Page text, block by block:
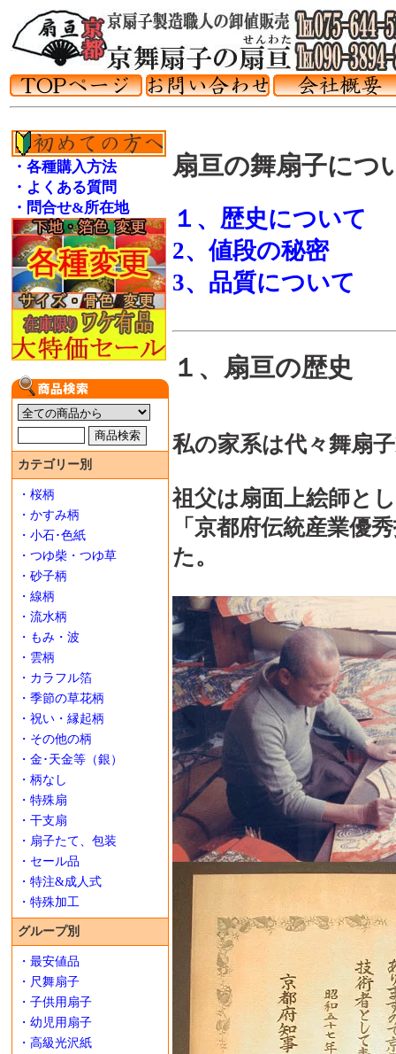
・各種購入方法
・よくある質問
・問合せ&所在地
カテゴリー別
・桜柄
・かすみ柄
・小石･色紙
・つゆ柴・つゆ草
・砂子柄
・線柄
・流水柄
・もみ・波
・雲柄
・カラフル箔
・季節の草花柄
・祝い・縁起柄
・その他の柄
・金･天金等（銀）
・柄なし
・特殊扇
・干支扇
・扇子たて、包装
・セール品
・特注&成人式
・特殊加工
グループ別
・最安値品
・尺舞扇子
・子供用扇子
・幼児用扇子
・高級光沢紙
扇亘の舞扇子につ
１、歴史について
2、値段の秘密
3、品質について
１、扇亘の歴史
私の家系は代々舞扇
祖父は扇面上絵師と
「京都府伝統産業優
た。